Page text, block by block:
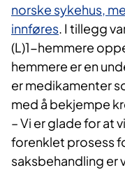
norske sykehus,
innføres. I tillegg
(L)1-hemmere
hemmere er en
er medikamenter
med å bekjempe
– Vi er glade for at
forenklet prosess
saksbehandling er